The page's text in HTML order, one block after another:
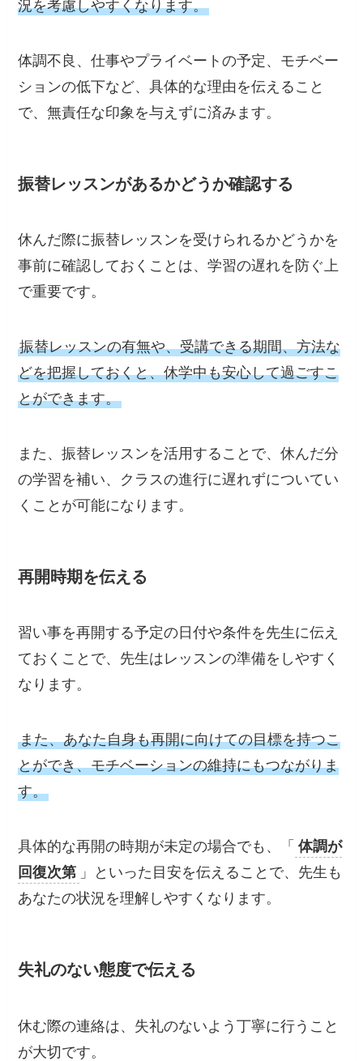
況を考慮しやすくなります。
体調不良、仕事やプライベートの予定、モチベー
ションの低下など、具体的な理由を伝えること
で、無責任な印象を与えずに済みます。
振替レッスンがあるかどうか確認する
休んだ際に振替レッスンを受けられるかどうかを
事前に確認しておくことは、学習の遅れを防ぐ上
で重要です。
振替レッスンの有無や、受講できる期間、方法な
どを把握しておくと、休学中も安心して過ごすこ
とができます。
また、振替レッスンを活用することで、休んだ分
の学習を補い、クラスの進行に遅れずについてい
くことが可能になります。
再開時期を伝える
習い事を再開する予定の日付や条件を先生に伝え
ておくことで、先生はレッスンの準備をしやすく
なります。
また、あなた自身も再開に向けての目標を持つこ
とができ、モチベーションの維持にもつながりま
す。
具体的な再開の時期が未定の場合でも、「 体調が
回復次第 」といった目安を伝えることで、先生も
あなたの状況を理解しやすくなります。
失礼のない態度で伝える
休む際の連絡は、失礼のないよう丁寧に行うこと
が大切です。